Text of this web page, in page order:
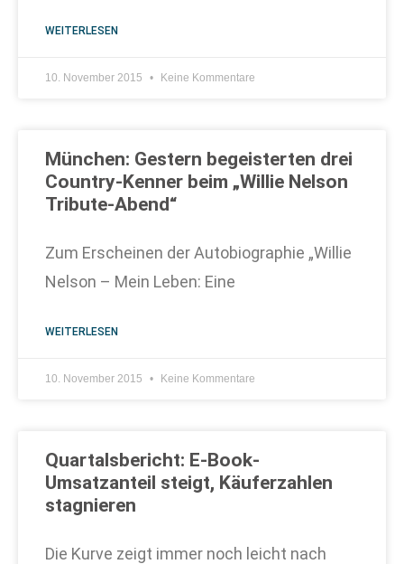
WEITERLESEN
10. November 2015 Keine Kommentare
München: Gestern begeisterten drei
Country-Kenner beim „Willie Nelson
Tribute-Abend“
Zum Erscheinen der Autobiographie „Willie
Nelson – Mein Leben: Eine
WEITERLESEN
10. November 2015 Keine Kommentare
Quartalsbericht: E-Book-
Umsatzanteil steigt, Käuferzahlen
stagnieren
Die Kurve zeigt immer noch leicht nach